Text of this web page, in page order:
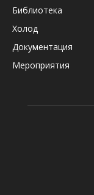
Библиотека
Холод
Документация
Мероприятия